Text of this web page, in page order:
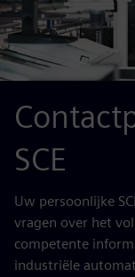
SCE
Uw persoonlijke
vragen over het
competente
industriële